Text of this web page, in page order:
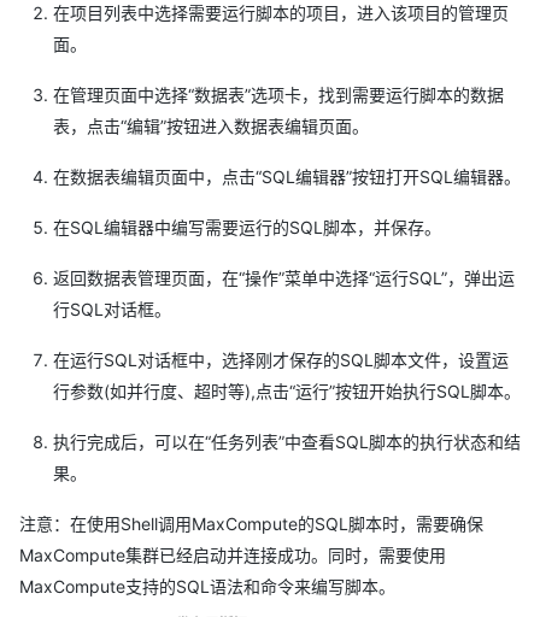
在项目列表中选择需要运行脚本的项目，进入该项目的管理页
面。
在管理页面中选择“数据表”选项卡，找到需要运行脚本的数据
表，点击“编辑”按钮进入数据表编辑页面。
在数据表编辑页面中，点击“SQL编辑器”按钮打开SQL编辑器。
在SQL编辑器中编写需要运行的SQL脚本，并保存。
返回数据表管理页面，在“操作”菜单中选择“运行SQL”，弹出运
行SQL对话框。
在运行SQL对话框中，选择刚才保存的SQL脚本文件，设置运
行参数(如并行度、超时等),点击“运行”按钮开始执行SQL脚本。
执行完成后，可以在“任务列表”中查看SQL脚本的执行状态和结
果。
注意：在使用Shell调用MaxCompute的SQL脚本时，需要确保
MaxCompute集群已经启动并连接成功。同时，需要使用
MaxCompute支持的SQL语法和命令来编写脚本。